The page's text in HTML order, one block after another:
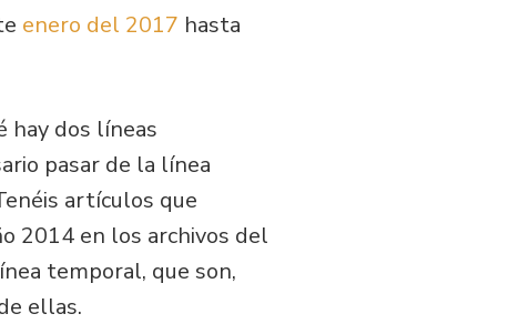
enero del 2017 hasta
hay dos líneas
pasar de la línea
artículos que
2014 en los archivos del
temporal, que son,
ellas.